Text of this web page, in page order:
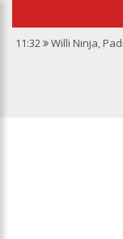
11:32 Willi Ninja,
Linhas
Quarteto é
Dudu